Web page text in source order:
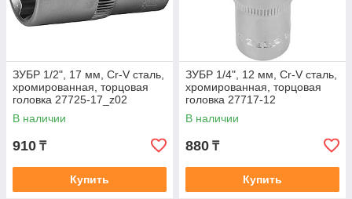
ЗУБР 1/2", 17 мм, Cr-V сталь,
хромированная, торцовая
головка 27725-17_z02
В наличии
910 ₸
Купить
ЗУБР 1/4", 12 мм, Cr-V сталь,
хромированная, торцовая
головка 27717-12
В наличии
880 ₸
Купить